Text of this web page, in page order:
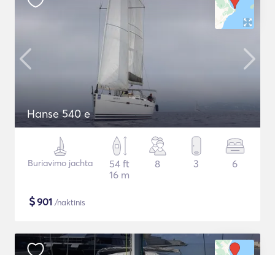
Hanse 540 e
Buriavimo jachta
54 ft
16 m
8 3 6
$901 /naktinis